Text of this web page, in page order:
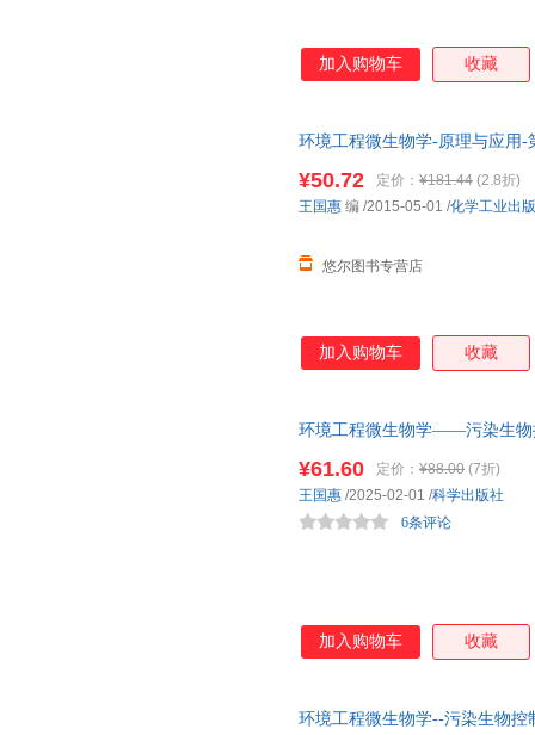
加入购物车 收藏
环境工程微生物学-原理与应用-
¥50.72 定价： ¥181.44 (2.8折)
悠尔图书专营店
王国惠 编 /2015-05-01 /化学工业出
加入购物车 收藏
环境工程微生物学——污染生物
¥61.60 定价： ¥88.00 (7折)
6条评论
王国惠 /2025-02-01 /科学出版社
加入购物车 收藏
环境工程微生物学--污染生物